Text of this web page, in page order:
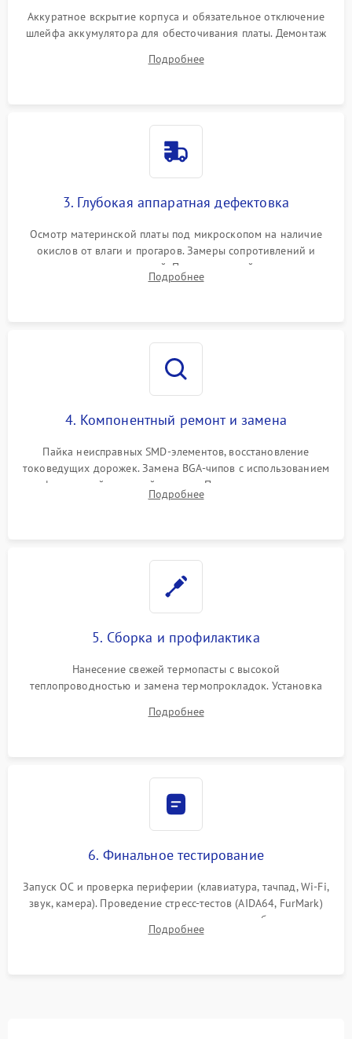
Аккуратное вскрытие корпуса и обязательное отключение
шлейфа аккумулятора для обесточивания платы. Демонтаж
высохшей термопасты с кристаллов чипов.
Подробнее
3. Глубокая аппаратная дефектовка
Осмотр материнской платы под микроскопом на наличие
окислов от влаги и прогаров. Замеры сопротивлений и
дежурных напряжений. Проверка цепей питания,
мультиконтроллера, процессора и видеочипа.
Подробнее
4. Компонентный ремонт и замена
Пайка неисправных SMD-элементов, восстановление
токоведущих дорожек. Замена BGA-чипов с использованием
инфракрасной паяльной станции. Прошивка микросхемы
BIOS или замена поврежденных портов USB
Подробнее
5. Сборка и профилактика
Нанесение свежей термопасты с высокой
теплопроводностью и замена термопрокладок. Установка
шлейфов, модулей памяти и накопителей. Предварительная
Подробнее
6. Финальное тестирование
Запуск ОС и проверка периферии (клавиатура, тачпад, Wi-Fi,
звук, камера). Проведение стресс-тестов (AIDA64, FurMark)
для контроля температурного режима и стабильности
системы под пиковой нагрузкой.
Подробнее